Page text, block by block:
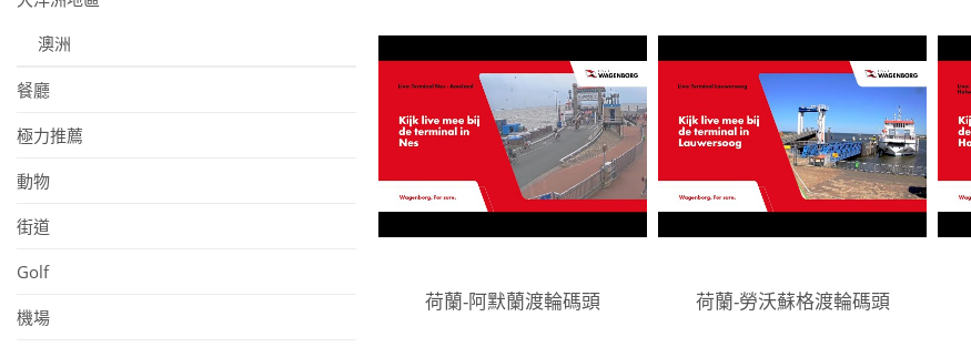
荷蘭-阿默蘭渡輪碼頭 荷蘭-勞沃蘇格渡輪碼頭
澳洲
餐廳
極力推薦
動物
街道
Golf
機場